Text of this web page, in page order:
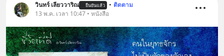
วินทร์ เลียววาริณ ยืนยันแล้ว • ติดตาม
13 พ.ค. เวลา 10:47 • หนังสือ